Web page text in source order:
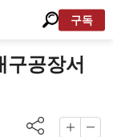
구독
공장서